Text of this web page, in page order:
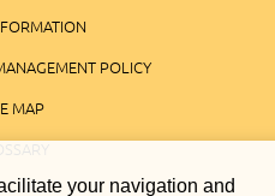
your navigation and
POLICY
MAP